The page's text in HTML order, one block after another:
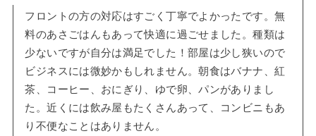
フロントの方の対応はすごく丁寧でよかったです。無
料のあさごはんもあって快適に過ごせました。種類は
少ないですが自分は満足でした！部屋は少し狭いので
ビジネスには微妙かもしれません。朝食はバナナ、紅
茶、コーヒー、おにぎり、ゆで卵、パンがありまし
た。近くには飲み屋もたくさんあって、コンビニもあ
り不便なことはありません。